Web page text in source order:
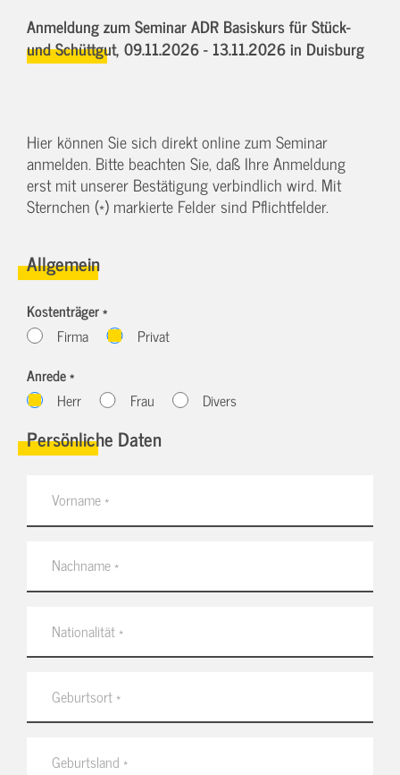
Anmeldung zum Seminar ADR Basiskurs für Stück-
und Schüttgut, 09.11.2026 - 13.11.2026in Duisburg
Hier können Sie sich direkt online zum Seminar
anmelden. Bitte beachten Sie, daß Ihre Anmeldung
erst mit unserer Bestätigung verbindlich wird. Mit
Sternchen (*) markierte Felder sind Pflichtfelder.
Allgemein
Kostenträger *
Firma
Privat
Anrede *
Herr
Frau Divers
Persönliche Daten